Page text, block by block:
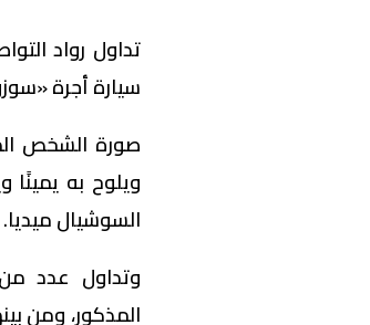
تداول رواد
سيارة أجرة
صورة الشخص
ويلوح به
السوشيال ميديا.
وتداول عدد
المذكور، ومن